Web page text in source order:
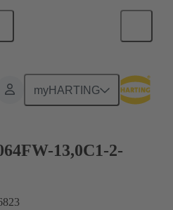
myHARTING
13,0C1-2-